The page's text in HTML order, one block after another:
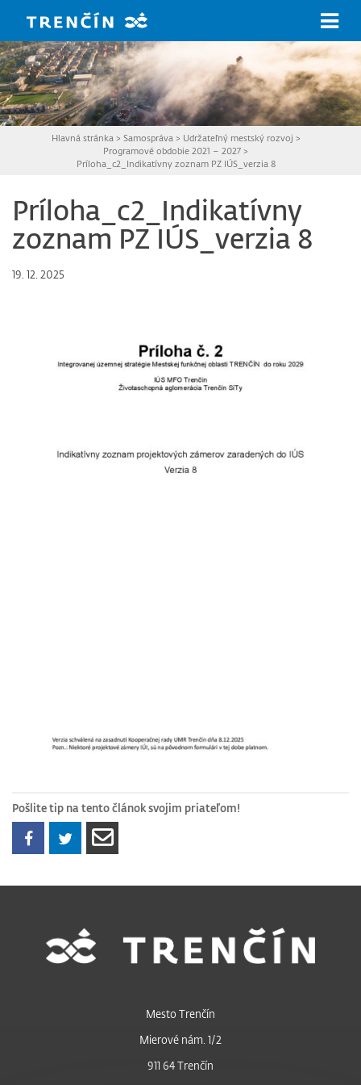
Hlavná stránka > Samospráva > Udržateľný mestský rozvoj >
Programové obdobie 2021 – 2027 >
Príloha_c2_Indikatívny zoznam PZ IÚS_verzia 8
Príloha_c2_Indikatívny
zoznam PZ IÚS_verzia 8
19. 12. 2025
Pošlite tip na tento článok svojim priateľom!
Mesto Trenčín
Mierové nám. 1/2
911 64 Trenčín